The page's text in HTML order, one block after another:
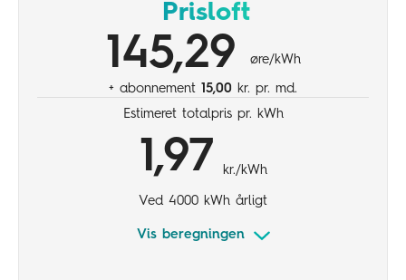
Trygt budget
Prisloft
145,29 øre/kWh
+ abonnement 15,00 kr. pr. md.
Estimeret totalpris pr. kWh
1,97 kr./kWh
Ved 4000 kWh årligt
Vis beregningen